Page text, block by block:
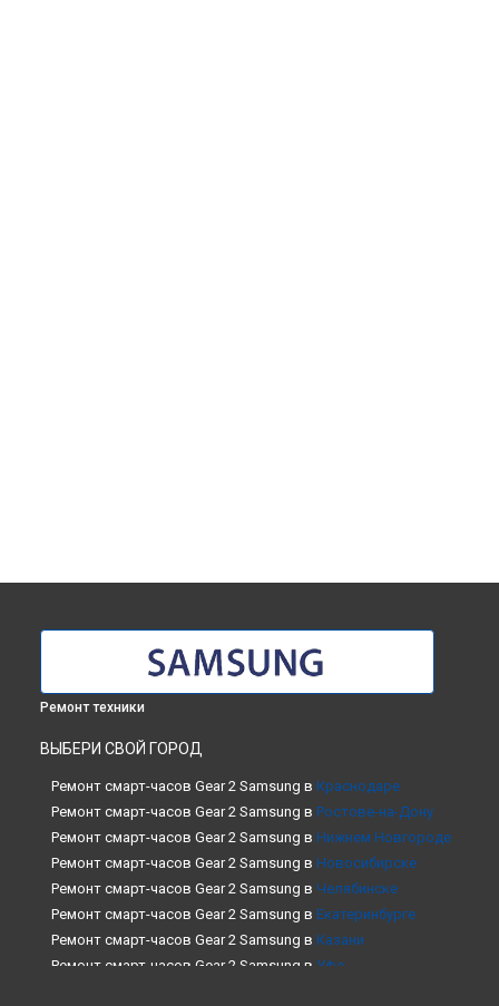
Ремонт техники
ВЫБЕРИ СВОЙ ГОРОД
Ремонт смарт-часов Gear 2 Samsung в Краснодаре
Ремонт смарт-часов Gear 2 Samsung в Ростове-на-Дону
Ремонт смарт-часов Gear 2 Samsung в Нижнем Новгороде
Ремонт смарт-часов Gear 2 Samsung в Новосибирске
Ремонт смарт-часов Gear 2 Samsung в Челябинске
Ремонт смарт-часов Gear 2 Samsung в Екатеринбурге
Ремонт смарт-часов Gear 2 Samsung в Казани
Ремонт смарт-часов Gear 2 Samsung в Уфе